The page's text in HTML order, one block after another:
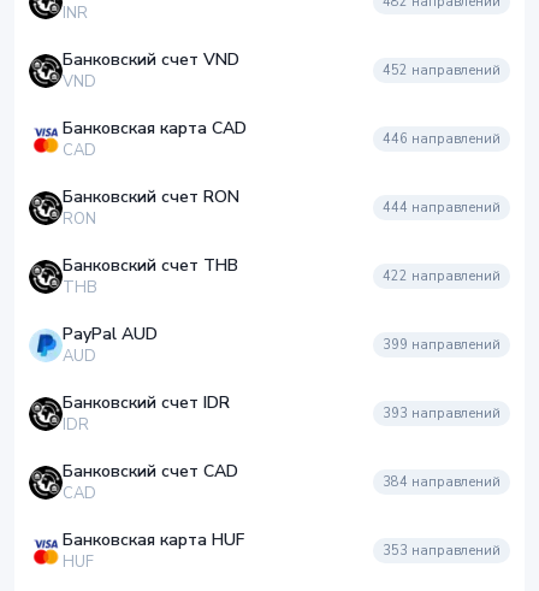
INR
Банковский счет VND
VND
452 направлений
Банковская карта CAD
CAD
446 направлений
Банковский счет RON
RON
444 направлений
Банковский счет THB
THB
422 направлений
PayPal AUD
AUD
399 направлений
Банковский счет IDR
IDR
393 направлений
Банковский счет CAD
CAD
384 направлений
Банковская карта HUF
HUF
353 направлений